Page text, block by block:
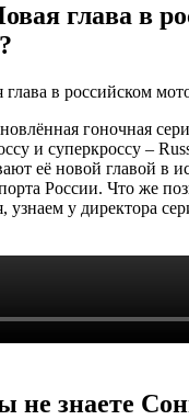
глава в
гоночная
и суперкроссу –
её новой главой в
России. Что же
узнаем у директора
не знаете